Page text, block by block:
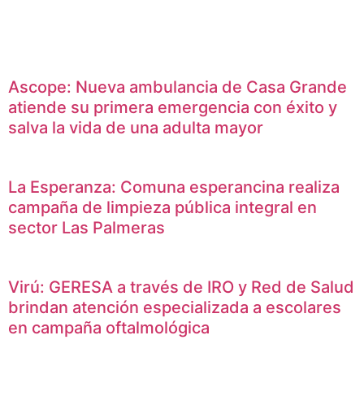
Ascope: Nueva ambulancia de Casa Grande
atiende su primera emergencia con éxito y
salva la vida de una adulta mayor
La Esperanza: Comuna esperancina realiza
campaña de limpieza pública integral en
sector Las Palmeras
Virú: GERESA a través de IRO y Red de Salud
brindan atención especializada a escolares
en campaña oftalmológica